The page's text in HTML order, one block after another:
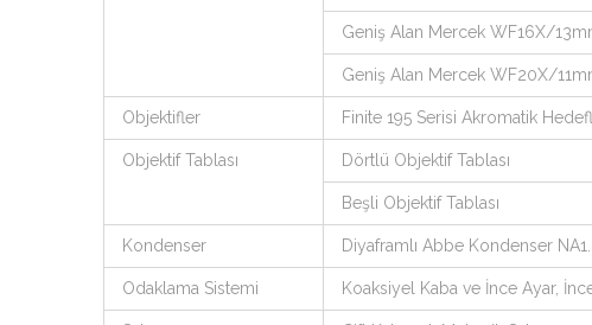
Geniş Alan Mercek WF16X/
Geniş Alan Mercek WF20X/
Objektifler Finite 195 Serisi Akromatik
Objektif Tablası Dörtlü Objektif Tablası
Beşli Objektif Tablası
Kondenser Diyaframlı Abbe Kondenser
Odaklama Sistemi Koaksiyel Kaba ve İnce Ayar,